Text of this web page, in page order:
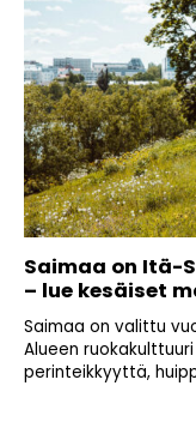
Saimaa on Itä-
– lue kesäiset
Saimaa on valittu
Alueen
perinteikkyyttä,